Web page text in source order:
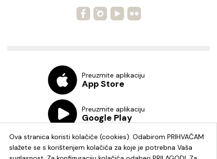
Preuzmite aplikaciju
App Store
Preuzmite aplikaciju
Google Play
Ova stranica koristi kolačiće (cookies). Odabirom PRIHVAĆAM
slažete se s korištenjem kolačića za koje je potrebna Vaša